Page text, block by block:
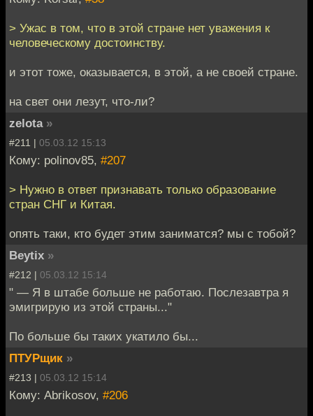
> Ужас в том, что в этой стране нет уважения к
человеческому достоинству.
и этот тоже, оказывается, в этой, а не своей стране.
на свет они лезут, что-ли?
zelota »
#211 | 05.03.12 15:13
Кому: polinov85, #207
> Нужно в ответ признавать только образование
стран СНГ и Китая.
опять таки, кто будет этим заниматся? мы с тобой?
Beytix »
#212 | 05.03.12 15:14
" — Я в штабе больше не работаю. Послезавтра я
эмигрирую из этой страны..."
По больше бы таких укатило бы...
ПТУРщик »
#213 | 05.03.12 15:14
Кому: Abrikosov, #206